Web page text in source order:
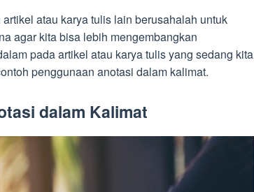
atau karya tulis lain berusahalah untuk
agar kita bisa lebih mengembangkan
pada artikel atau karya tulis yang sedang kita
penggunaan anotasi dalam kalimat.
dalam Kalimat